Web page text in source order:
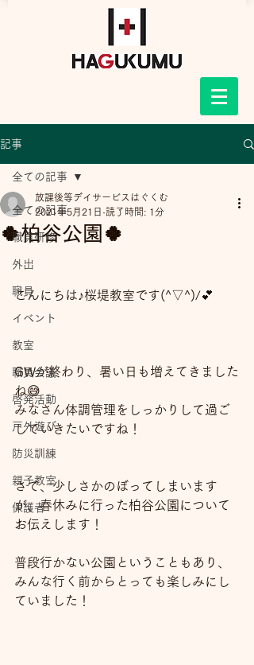
記事
全ての記事
職員研修
外出
職員
イベント
教室
職員会議
啓発活動
戸外遊び
防災訓練
親子教室
保護者
全ての記事
🍀柏谷公園🍀
放課後等デイサービスはぐくむ
2021年5月21日 読了時間: 1分
こんにちは♪桜堤教室です(^▽^)/💕
GWが終わり、暑い日も増えてきました
ね😅
みなさん体調管理をしっかりして過ご
していきたいですね！
さて、少しさかのぼってしまいます
が、春休みに行った柏谷公園について
お伝えします！
普段行かない公園ということもあり、
みんな行く前からとっても楽しみにし
ていました！